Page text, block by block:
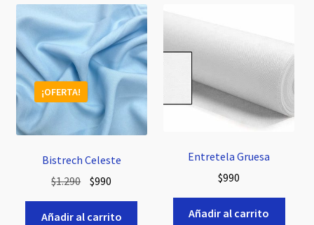
Bistrech Celeste
¡OFERTA!
$1.290 El
precio
original
$990
precio
actual
Añadir al carrito
Entretela Gruesa
$990
Añadir al carrito